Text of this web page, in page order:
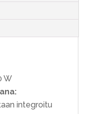
W
integroitu